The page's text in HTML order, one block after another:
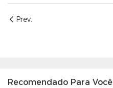
Prev.
Recomendado Para Você